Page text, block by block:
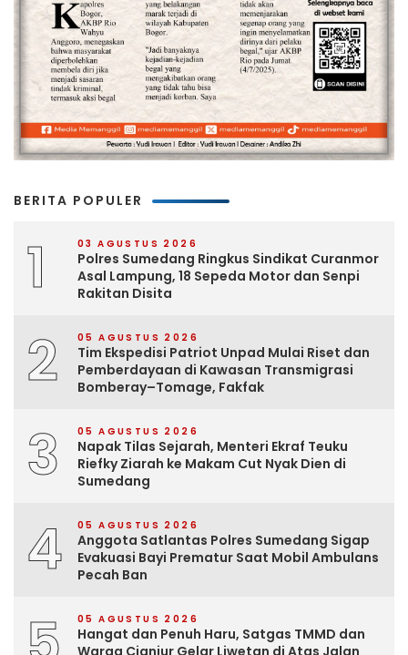
BERITA POPULER
1 03 AGUSTUS 2026
Polres Sumedang Ringkus Sindikat Curanmor
Asal Lampung, 18 Sepeda Motor dan Senpi
Rakitan Disita
2 05 AGUSTUS 2026
Tim Ekspedisi Patriot Unpad Mulai Riset dan
Pemberdayaan di Kawasan Transmigrasi
Bomberay–Tomage, Fakfak
3 05 AGUSTUS 2026
Napak Tilas Sejarah, Menteri Ekraf Teuku
Riefky Ziarah ke Makam Cut Nyak Dien di
Sumedang
4 05 AGUSTUS 2026
Anggota Satlantas Polres Sumedang Sigap
Evakuasi Bayi Prematur Saat Mobil Ambulans
Pecah Ban
05 AGUSTUS 2026
Hangat dan Penuh Haru, Satgas TMMD dan
Warga Cianjur Gelar Liwetan di Atas Jalan